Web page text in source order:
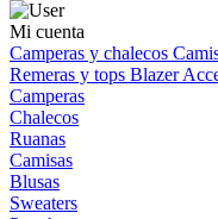
Mi cuenta
Camperas y chalecos
Remeras y tops Blazer
Camperas
Chalecos
Ruanas
Camisas
Blusas
Sweaters